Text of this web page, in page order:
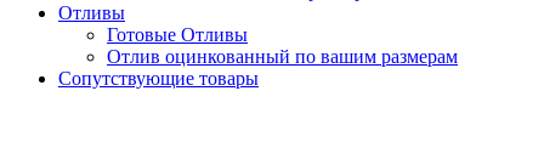
Отливы
Готовые Отливы
Отлив оцинкованный по вашим размерам
Сопутствующие товары